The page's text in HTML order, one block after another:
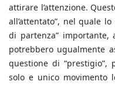
attirare l’attenzione.
all’attentato”, nel quale
di partenza”
potrebbero ugualmente
questione di
solo e unico movimento